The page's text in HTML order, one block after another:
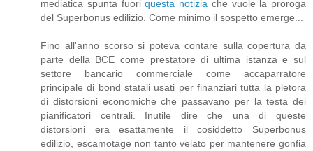
mediatica spunta fuoriquesta notizia che vuole la proroga
del Superbonus edilizio. Come minimo il sospetto emerge...
Fino all'anno scorso si poteva contare sulla copertura da
parte della BCE come prestatore di ultima istanza e sul
settore bancario commerciale come accaparratore
principale di bond statali usati per finanziari tutta la pletora
di distorsioni economiche che passavano per la testa dei
pianificatori centrali. Inutile dire che una di queste
distorsioni era esattamente il cosiddetto Superbonus
edilizio, escamotage non tanto velato per mantenere gonfia